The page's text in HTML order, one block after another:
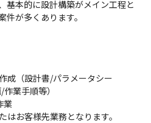
基本的に設計構築がメイン工程と
が多くあります。
成（設計書/パラメータシー
業手順等）
業
お客様先業務となります。